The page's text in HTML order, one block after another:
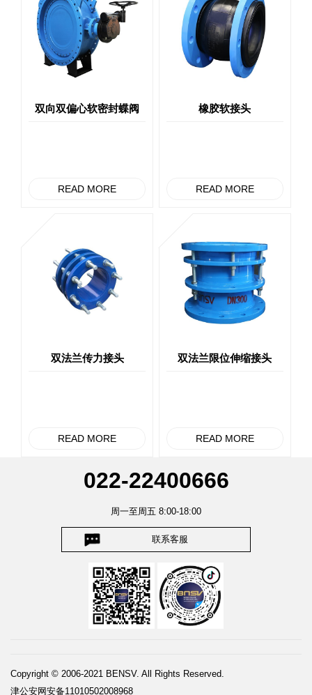
双向双偏心软密封蝶阀
READ MORE
橡胶软接头
READ MORE
双法兰传力接头
READ MORE
双法兰限位伸缩接头
READ MORE
022-22400666
周一至周五 8:00-18:00
联系客服
Copyright © 2006-2021 BENSV. All Rights Reserved.
津公安网安备11010502008968